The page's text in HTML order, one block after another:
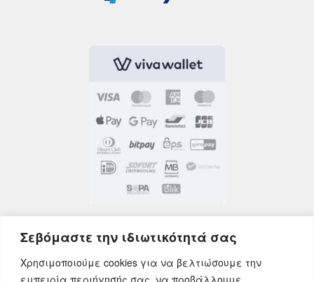
Σεβόμαστε την ιδιωτικότητά σας
Χρησιμοποιούμε cookies για να βελτιώσουμε την
εμπειρία περιήγησής σας, να προβάλλουμε